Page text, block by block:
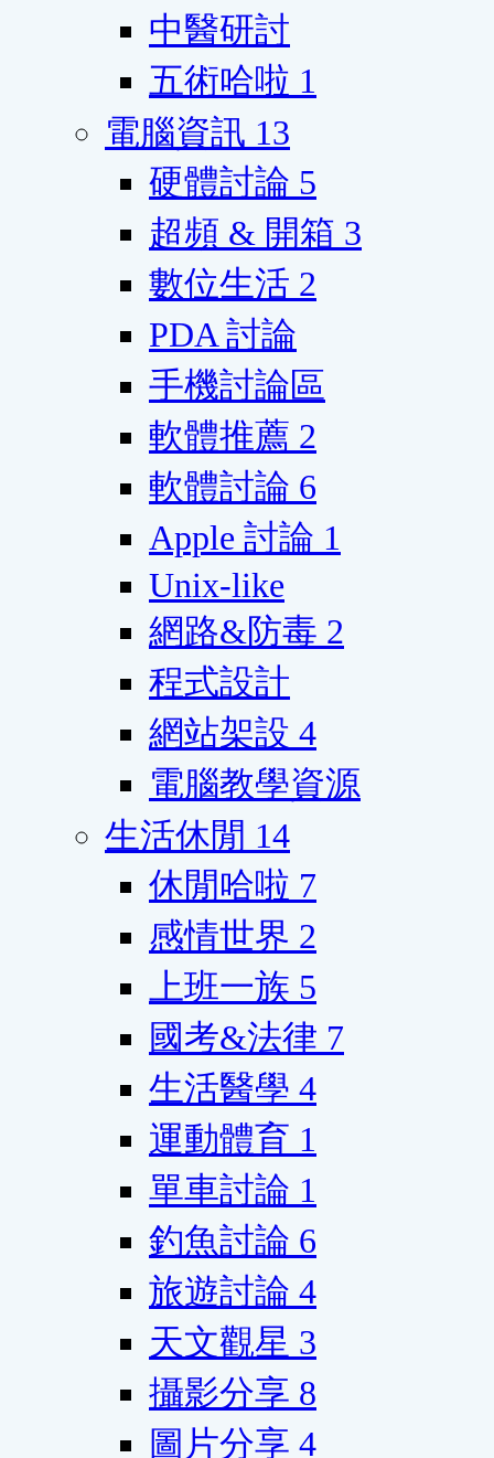
中醫研討
五術哈啦 1
電腦資訊 13
硬體討論 5
超頻 & 開箱 3
數位生活 2
PDA 討論
手機討論區
軟體推薦 2
軟體討論 6
Apple 討論 1
Unix-like
網路&防毒 2
程式設計
網站架設 4
電腦教學資源
生活休閒 14
休閒哈啦 7
感情世界 2
上班一族 5
國考&法律 7
生活醫學 4
運動體育 1
單車討論 1
釣魚討論 6
旅遊討論 4
天文觀星 3
攝影分享 8
圖片分享 4